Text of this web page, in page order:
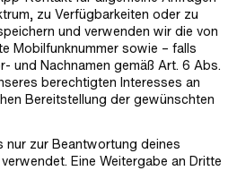
zu Verfügbarkeiten oder zu
und verwenden wir die von
Mobilfunknummer sowie – falls
und Nachnamen gemäß Art. 6 Abs.
berechtigten Interesses an
Bereitstellung der gewünschten
nur zur Beantwortung deines
Eine Weitergabe an Dritte